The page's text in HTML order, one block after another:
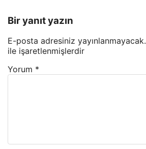
Bir yanıt yazın
E-posta adresiniz yayınlanmayacak.
ile işaretlenmişlerdir
Yorum *